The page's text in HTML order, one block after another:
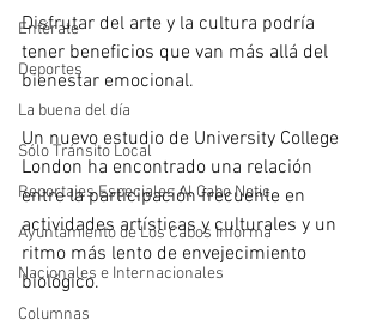
Entérate
Deportes
La buena del día
Sólo Tránsito Local
Reportajes Especiales Al Cabo Notic
Ayuntamiento de Los Cabos Informa
Nacionales e Internacionales
Columnas
Disfrutar del arte y la cultura podría
tener beneficios que van más allá del
bienestar emocional.
Un nuevo estudio de University College
London ha encontrado una relación
entre la participación frecuente en
actividades artísticas y culturales y un
ritmo más lento de envejecimiento
biológico.